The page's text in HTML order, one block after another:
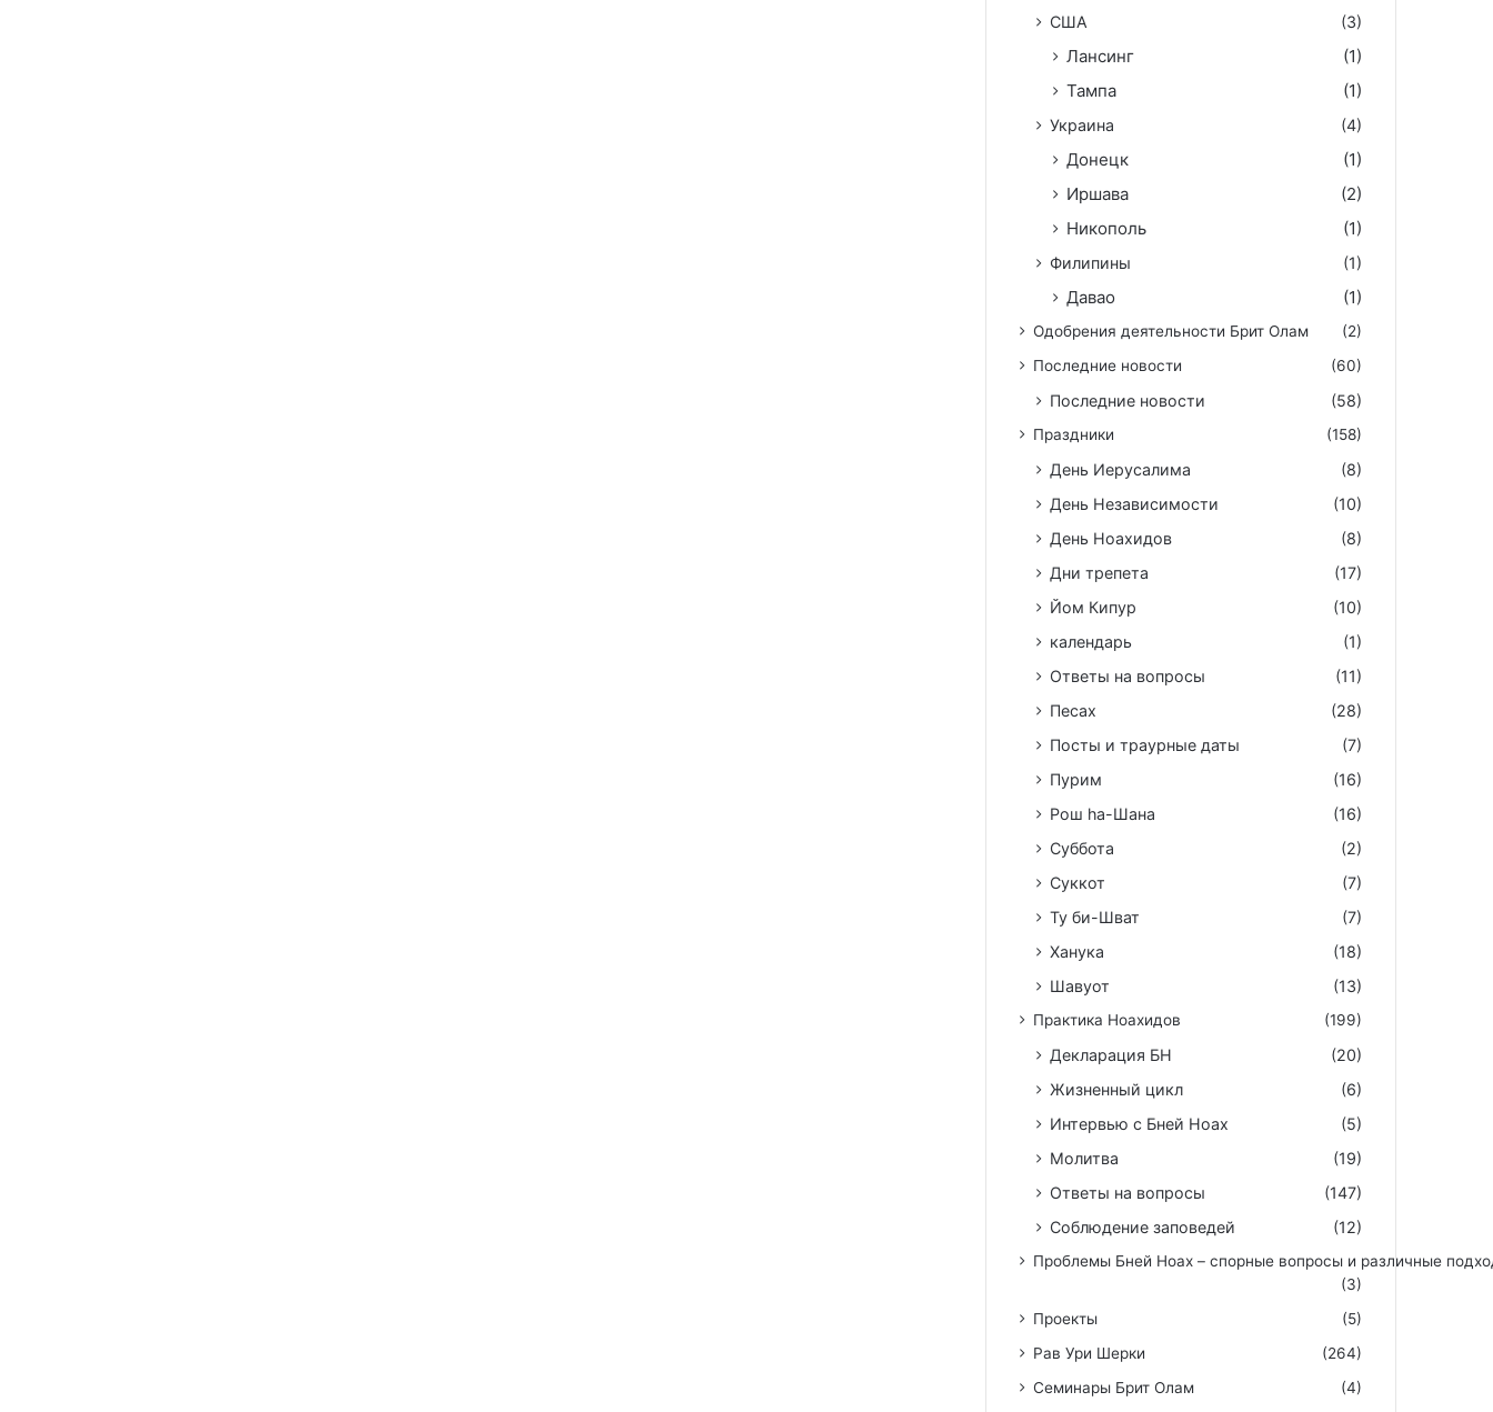
США (3)
Лансинг
(1)
Тампа
(1)
Украина (4)
Донецк
(1)
Иршава
(2)
Никополь
(1)
Филипины (1)
Давао (1)
Одобрения деятельности Брит Олам
(2)
Последние новости
(60)
Последние новости (58)
Праздники (158)
День Иерусалима
(8)
День Независимости
(10)
День Ноахидов
(8)
Дни трепета
(17)
Йом Кипур
(10)
календарь
(1)
Ответы на вопросы
(11)
Песах
(28)
Посты и траурные даты
(7)
Пурим
(16)
Рош hа-Шана
(16)
Суббота
(2)
Суккот
(7)
Ту би-Шват
(7)
Ханука
(18)
Шавуот
(13)
Практика Ноахидов (199)
Декларация БН
(20)
Жизненный цикл
(6)
Интервью с Бней Ноах
(5)
Молитва
(19)
Ответы на вопросы
(147)
Соблюдение заповедей
(12)
Проблемы Бней Ноах – спорные вопросы и различные
(3)
Проекты
(5)
Рав Ури Шерки
(264)
Семинары Брит Олам
(4)